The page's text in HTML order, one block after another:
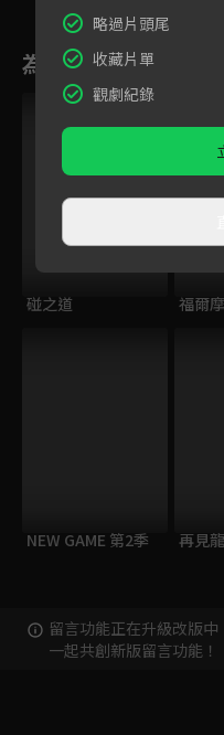
為您推薦
碰之道 福爾
NEW GAME 第2季 再見
留言功能正在升級改版
一起共創新版留言功能！
略過片頭尾
收藏片單
觀劇紀錄